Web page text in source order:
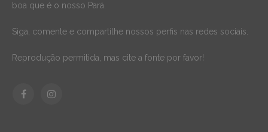
boa que é o nosso Pará.
Siga, comente e compartilhe nossos perfis nas redes sociais.
Reprodução permitida, mas cite a fonte por favor!
FacebookInstagram